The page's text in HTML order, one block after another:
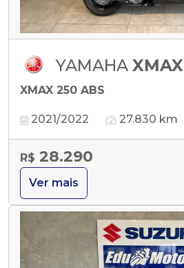
YAMAHA XMAX
XMAX 250 ABS
2021/2022 27.830 km
R$ 28.290
Ver mais